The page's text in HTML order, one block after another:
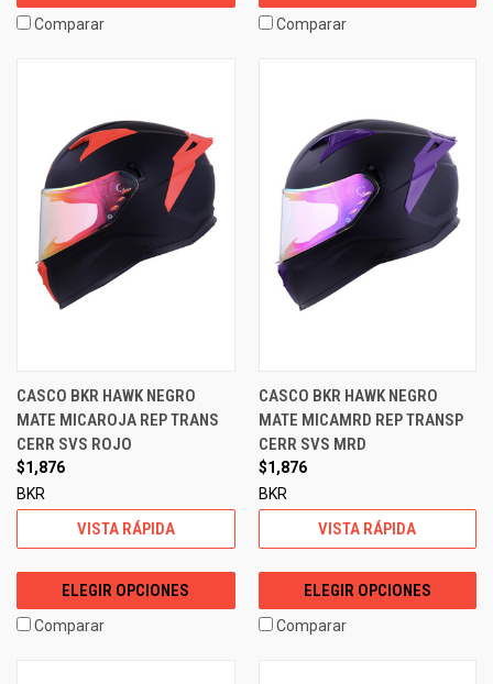
Comparar Comparar
CASCO BKR HAWK NEGRO
MATE MICAROJA REP TRANS
CERR SVS ROJO
$1,876
BKR
VISTA RÁPIDA
ELEGIR OPCIONES
Comparar
CASCO BKR HAWK NEGRO
MATE MICAMRD REP TRANSP
CERR SVS MRD
$1,876
BKR
VISTA RÁPIDA
ELEGIR OPCIONES
Comparar